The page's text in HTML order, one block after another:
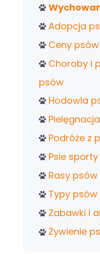
Adopcja
Ceny psów
Choroby i
psów
Hodowla
Podróże z
Psie sporty
Rasy psów
Typy psów
Zabawki i
Żywienie